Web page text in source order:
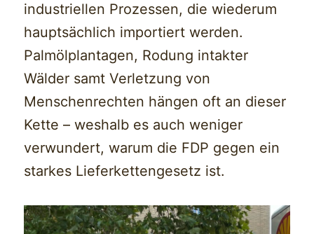
industriellen Prozessen, die wiederum
hauptsächlich importiert werden.
Palmölplantagen, Rodung intakter
Wälder samt Verletzung von
Menschenrechten hängen oft an dieser
Kette – weshalb es auch weniger
verwundert, warum die FDP gegen ein
starkes Lieferkettengesetz ist.